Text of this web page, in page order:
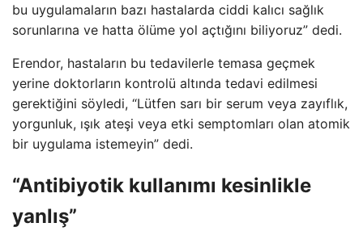
bu uygulamaların bazı hastalarda ciddi kalıcı sağlık
sorunlarına ve hatta ölüme yol açtığını biliyoruz” dedi.
Erendor, hastaların bu tedavilerle temasa geçmek
yerine doktorların kontrolü altında tedavi edilmesi
gerektiğini söyledi, “Lütfen sarı bir serum veya zayıflık,
yorgunluk, ışık ateşi veya etki semptomları olan atomik
bir uygulama istemeyin” dedi.
“Antibiyotik kullanımı kesinlikle
yanlış”